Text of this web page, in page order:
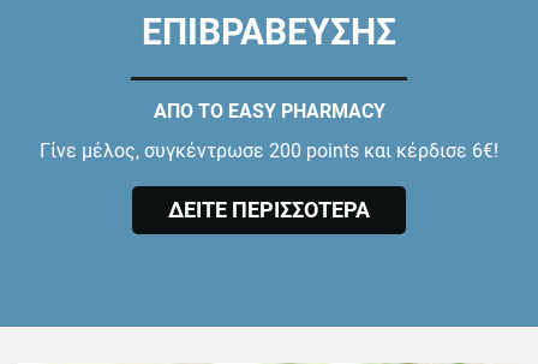
ΕΠΙΒΡΑΒΕΥΣΗΣ
ΑΠΟ ΤΟ EASY PHARMACY
Γίνε μέλος, συγκέντρωσε 200 points και κέρδισε 6€!
ΔΕΙΤΕ ΠΕΡΙΣΣΟΤΕΡΑ